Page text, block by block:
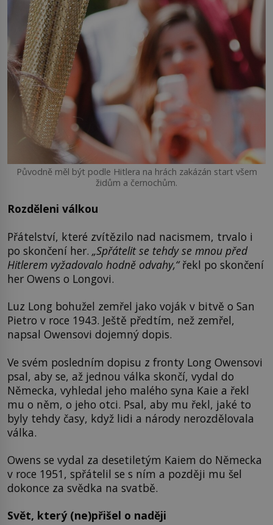
Původně měl být podle Hitlera na hrách zakázán start všem
židům a černochům.
Rozděleni válkou
Přátelství, které zvítězilo nad nacismem, trvalo i
po skončení her. „Spřátelit se tehdy se mnou před
Hitlerem vyžadovalo hodně odvahy,“řekl po skončení
her Owens o Longovi.
Luz Long bohužel zemřel jako voják v bitvě o San
Pietro v roce 1943. Ještě předtím, než zemřel,
napsal Owensovi dojemný dopis.
Ve svém posledním dopisu z fronty Long Owensovi
psal, aby se, až jednou válka skončí, vydal do
Německa, vyhledal jeho malého syna Kaie a řekl
mu o něm, o jeho otci. Psal, aby mu řekl, jaké to
byly tehdy časy, když lidi a národy nerozdělovala
válka.
Owens se vydal za desetiletým Kaiem do Německa
v roce 1951, spřátelil se s ním a později mu šel
dokonce za svědka na svatbě.
Svět, který (ne)přišel o naději